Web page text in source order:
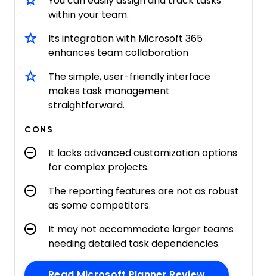
within your team.
Its integration with Microsoft 365
enhances team collaboration
The simple, user-friendly interface
makes task management
straightforward.
CONS
It lacks advanced customization options
for complex projects.
The reporting features are not as robust
as some competitors.
It may not accommodate larger teams
needing detailed task dependencies.